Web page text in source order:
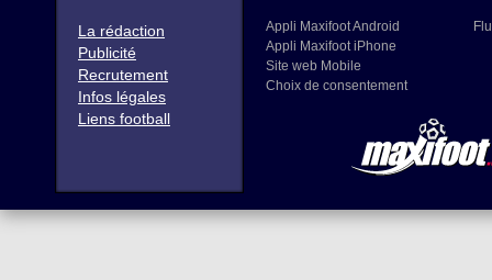
La rédaction
Publicité
Recrutement
Infos légales
Liens football
Appli Maxifoot Android
Appli Maxifoot iPhone
Site web Mobile
Choix de consentement